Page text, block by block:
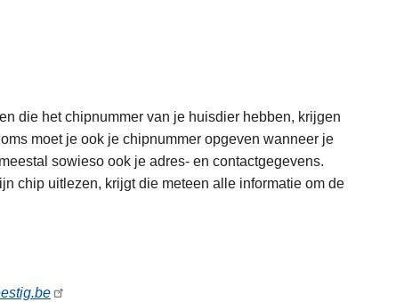
die het chipnummer van je huisdier hebben, krijgen
moet je ook je chipnummer opgeven wanneer je
sowieso ook je adres- en contactgegevens.
chip uitlezen, krijgt die meteen alle informatie om de